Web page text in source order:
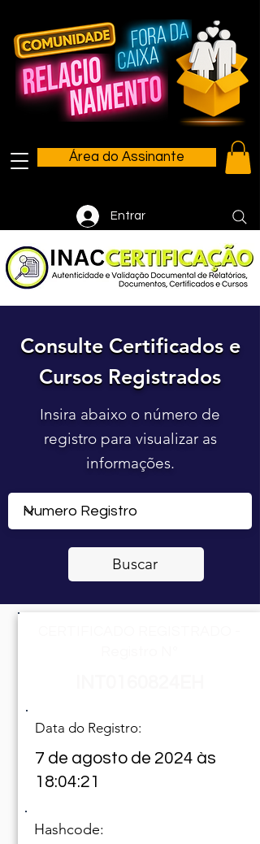
Área do Assinante
Entrar
Consulte Certificados e
Cursos Registrados
Consulte Certificados e
Cursos Registrados
Insira abaixo o número de
registro para visualizar as
informações.
Buscar
Data do Registro:
7 de agosto de 2024 às
18:04:21
Hashcode: